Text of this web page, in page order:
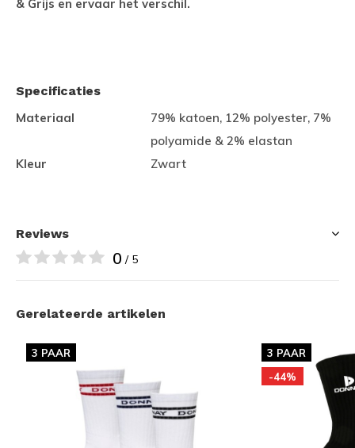
& Grijs en ervaar het verschil.
Specificaties
Materiaal
79% katoen, 12% polyester, 7%
polyamide & 2% elastan
Kleur
Zwart
Reviews
0 / 5
Gerelateerde artikelen
3 PAAR
3 PAAR
-44%